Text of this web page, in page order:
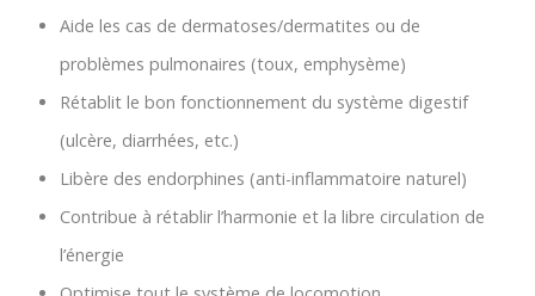
Aide les cas de dermatoses/dermatites ou de
problèmes pulmonaires (toux, emphysème)
Rétablit le bon fonctionnement du système digestif
(ulcère, diarrhées, etc.)
Libère des endorphines (anti-inflammatoire naturel)
Contribue à rétablir l’harmonie et la libre circulation de
l’énergie